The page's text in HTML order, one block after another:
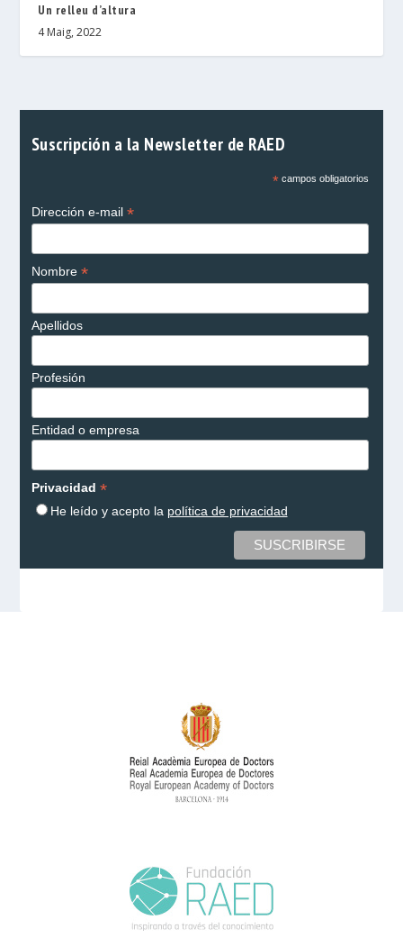
Un relleu d’altura
4 Maig, 2022
Suscripción a la Newsletter de RAED
*campos obligatorios
Dirección e-mail *
Nombre *
Apellidos
Profesión
Entidad o empresa
Privacidad *
He leído y acepto la política de privacidad